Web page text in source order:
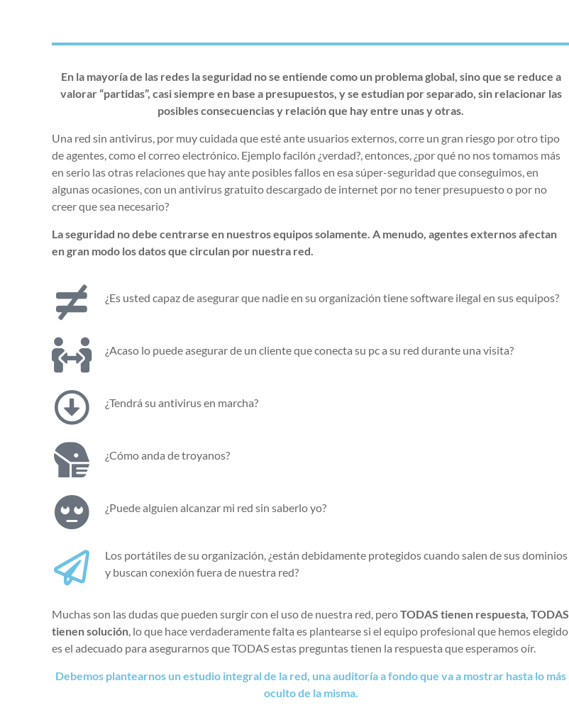
En la mayoría de las redes la seguridad no se entiende como un problema global, sino que se reduce a
valorar “partidas”, casi siempre en base a presupuestos, y se estudian por separado, sin relacionar las
posibles consecuencias y relación que hay entre unas y otras.
Una red sin antivirus, por muy cuidada que esté ante usuarios externos, corre un gran riesgo por otro tipo
de agentes, como el correo electrónico. Ejemplo facilón ¿verdad?, entonces, ¿por qué no nos tomamos más
en serio las otras relaciones que hay ante posibles fallos en esa súper-seguridad que conseguimos, en
algunas ocasiones, con un antivirus gratuito descargado de internet por no tener presupuesto o por no
creer que sea necesario?
La seguridad no debe centrarse en nuestros equipos solamente. A menudo, agentes externos afectan
en gran modo los datos que circulan por nuestra red.
¿Es usted capaz de asegurar que nadie en su organización tiene software ilegal en sus equipos?
¿Acaso lo puede asegurar de un cliente que conecta su pc a su red durante una visita?
¿Tendrá su antivirus en marcha?
¿Cómo anda de troyanos?
¿Puede alguien alcanzar mi red sin saberlo yo?
Los portátiles de su organización, ¿están debidamente protegidos cuando salen de sus dominios
y buscan conexión fuera de nuestra red?
Muchas son las dudas que pueden surgir con el uso de nuestra red, peroTODAS tienen respuesta, TODAS
tienen solución , lo que hace verdaderamente falta es plantearse si el equipo profesional que hemos elegido
es el adecuado para asegurarnos que TODAS estas preguntas tienen la respuesta que esperamos oír.
Debemos plantearnos un estudio integral de la red, una auditoría a fondo que va a mostrar hasta lo más
oculto de la misma.